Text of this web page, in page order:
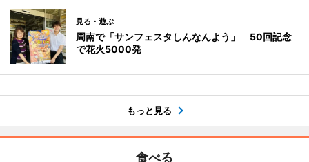
見る・遊ぶ
周南で「サンフェスタしんなんよう」 50回記念
で花火5000発
もっと見る
食べる